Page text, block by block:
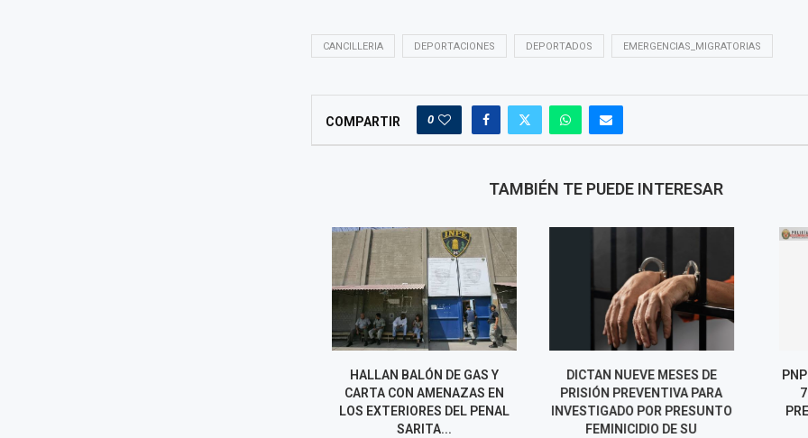
CANCILLERIA DEPORTACIONES DEPORTADOS EMERGENCIAS_MIGRATORIAS
COMPARTIR 0
TAMBIÉN TE PUEDE INTERESAR
HALLAN BALÓN DE GAS Y
CARTA CON AMENAZAS EN
LOS EXTERIORES DEL PENAL
SARITA...
DICTAN NUEVE MESES DE
PRISIÓN PREVENTIVA PARA
INVESTIGADO POR PRESUNTO
FEMINICIDIO DE SU
PNP
740 MIL Y
PRESUNTA